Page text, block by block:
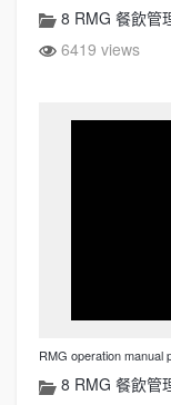
8 RMG 餐飲管
6419 views
RMG operation manual
8 RMG 餐飲管